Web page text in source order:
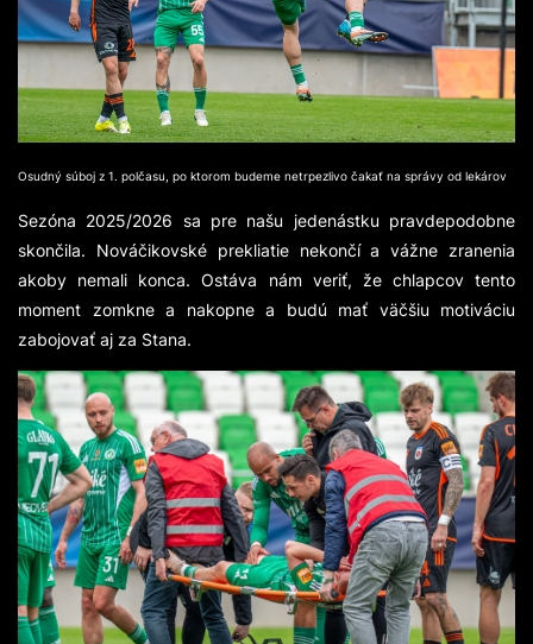
Osudný súboj z 1. polčasu, po ktorom budeme netrpezlivo čakať na správy od lekárov
Sezóna 2025/2026 sa pre našu jedenástku pravdepodobne
skončila. Nováčikovské prekliatie nekončí a vážne zranenia
akoby nemali konca. Ostáva nám veriť, že chlapcov tento
moment zomkne a nakopne a budú mať väčšiu motiváciu
zabojovať aj za Stana.